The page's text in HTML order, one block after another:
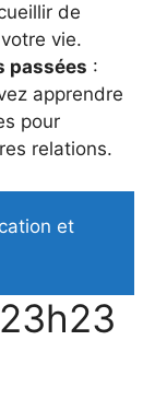
de
vie.
passées :
apprendre
pour
relations.
et